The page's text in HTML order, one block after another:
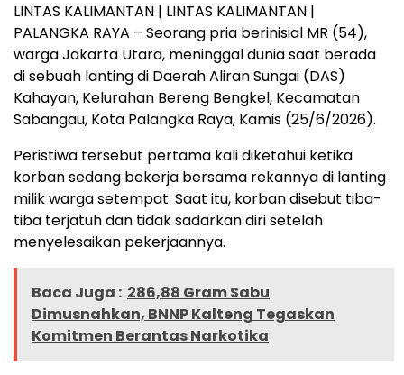
LINTAS KALIMANTAN | LINTAS KALIMANTAN |
PALANGKA RAYA – Seorang pria berinisial MR (54),
warga Jakarta Utara, meninggal dunia saat berada
di sebuah lanting di Daerah Aliran Sungai (DAS)
Kahayan, Kelurahan Bereng Bengkel, Kecamatan
Sabangau, Kota Palangka Raya, Kamis (25/6/2026).
Peristiwa tersebut pertama kali diketahui ketika
korban sedang bekerja bersama rekannya di lanting
milik warga setempat. Saat itu, korban disebut tiba-
tiba terjatuh dan tidak sadarkan diri setelah
menyelesaikan pekerjaannya.
Baca Juga : 286,88 Gram Sabu
Dimusnahkan, BNNP Kalteng Tegaskan
Komitmen Berantas Narkotika